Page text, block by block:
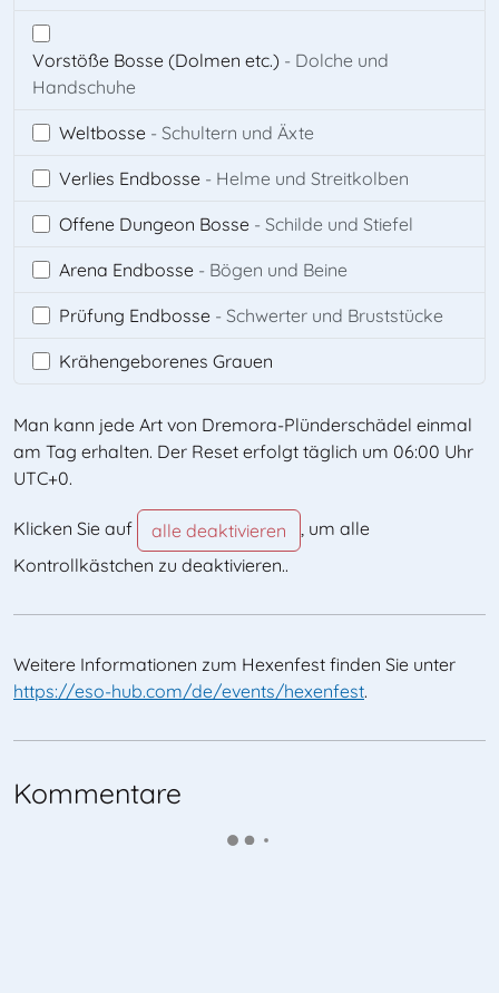
Vorstöße Bosse (Dolmen etc.) - Dolche und
Handschuhe
Weltbosse - Schultern und Äxte
Verlies Endbosse - Helme und Streitkolben
Offene Dungeon Bosse - Schilde und Stiefel
Arena Endbosse - Bögen und Beine
Prüfung Endbosse - Schwerter und Bruststücke
Krähengeborenes Grauen
Man kann jede Art von Dremora-Plünderschädel einmal
am Tag erhalten. Der Reset erfolgt täglich um 06:00 Uhr
UTC+0.
Klicken Sie auf alle deaktivieren
, um alle
Kontrollkästchen zu deaktivieren..
Weitere Informationen zum Hexenfest finden Sie unter
https://eso-hub.com/de/events/hexenfest.
Kommentare